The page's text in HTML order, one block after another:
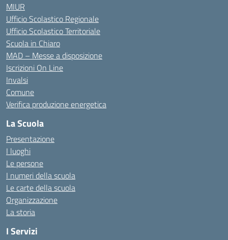
MIUR
Ufficio Scolastico Regionale
Ufficio Scolastico Territoriale
Scuola in Chiaro
MAD – Messe a disposizione
Iscrizioni On Line
Invalsi
Comune
Verifica produzione energetica
La Scuola
Presentazione
I luoghi
Le persone
I numeri della scuola
Le carte della scuola
Organizzazione
La storia
I Servizi